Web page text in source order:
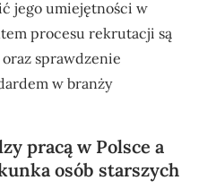
jego umiejętności w
procesu rekrutacji są
sprawdzenie
w branży
pracą w Polsce a
osób starszych